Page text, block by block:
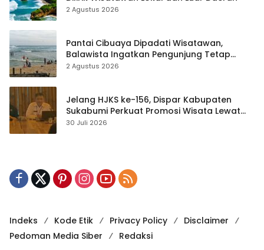
2 Agustus 2026
Pantai Cibuaya Dipadati Wisatawan,
Balawista Ingatkan Pengunjung Tetap
Waspada
2 Agustus 2026
Jelang HJKS ke-156, Dispar Kabupaten
Sukabumi Perkuat Promosi Wisata Lewat
Publikasi Digital
30 Juli 2026
Indeks Kode Etik Privacy Policy
Disclaimer
Pedoman Media Siber
Redaksi